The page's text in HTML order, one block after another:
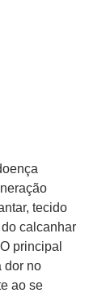
tecido
calcanhar
principal
dor no
ao se